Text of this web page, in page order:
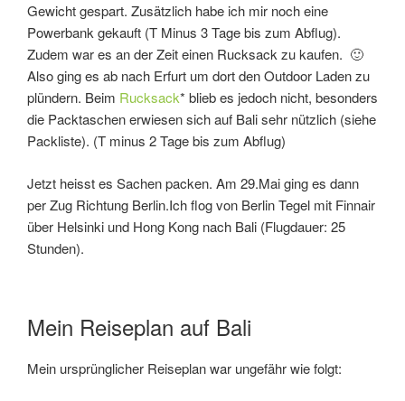
Gewicht gespart. Zusätzlich habe ich mir noch eine
Powerbank gekauft (T Minus 3 Tage bis zum Abflug).
Zudem war es an der Zeit einen Rucksack zu kaufen. 🙂
Also ging es ab nach Erfurt um dort den Outdoor Laden zu
plündern. Beim Rucksack* blieb es jedoch nicht, besonders
die Packtaschen erwiesen sich auf Bali sehr nützlich (siehe
Packliste). (T minus 2 Tage bis zum Abflug)
Jetzt heisst es Sachen packen. Am 29.Mai ging es dann
per Zug Richtung Berlin.Ich flog von Berlin Tegel mit Finnair
über Helsinki und Hong Kong nach Bali (Flugdauer: 25
Stunden).
Mein Reiseplan auf Bali
Mein ursprünglicher Reiseplan war ungefähr wie folgt: